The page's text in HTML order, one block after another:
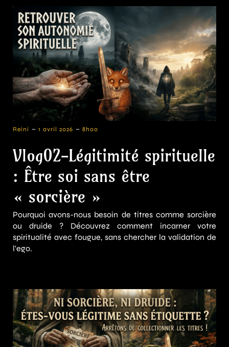
Reini - 1 avril 2026 - 8h00
Vlog02-Légitimité spirituelle
: Être soi sans être
« sorcière »
Pourquoi avons-nous besoin de titres comme sorcière
ou druide ? Découvrez comment incarner votre
spiritualité avec fougue, sans chercher la validation de
l'ego.